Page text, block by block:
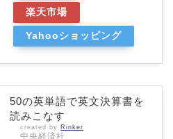
楽天市場
Yahooショッピング
50の英単語で英文決算書を
読みこなす
created by Rinker
中央経済社